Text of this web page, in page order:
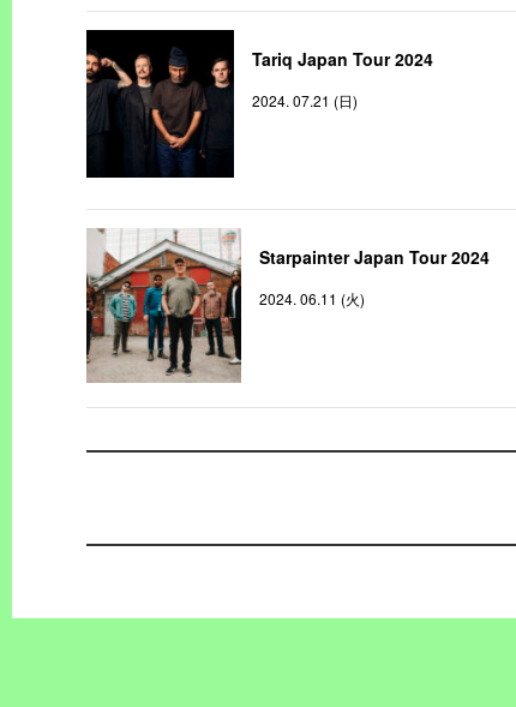
Tariq Japan Tour 2024
2024. 07.21 (日)
Starpainter Japan Tour 2024
2024. 06.11 (火)